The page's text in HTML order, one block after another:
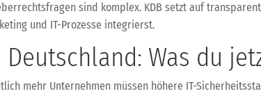
sind komplex. KDB setzt auf
und IT-Prozesse integrierst.
Deutschland: Was du
mehr Unternehmen müssen höhere IT-